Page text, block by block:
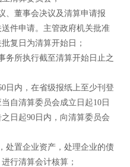
董事会决议及清算申请报
件申请。主管政府机关批准
复日为清算开始日；
所执行截至清算开始日止之
内，在省级报纸上至少刊登
自清算委员会成立日起10日
日起90日内，向清算委员会
置企业资产，处理企业的债
行清算会计核算；